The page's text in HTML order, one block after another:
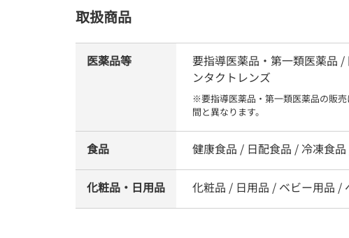
取扱商品
医薬品等
要指導医薬品・第一類医薬品
ンタクトレンズ
※要指導医薬品・第一類医薬品の販
間と異なります。
食品 健康食品 / 日配食品 / 冷凍食
化粧品・日用品 化粧品 / 日用品 / ベビー用品 /